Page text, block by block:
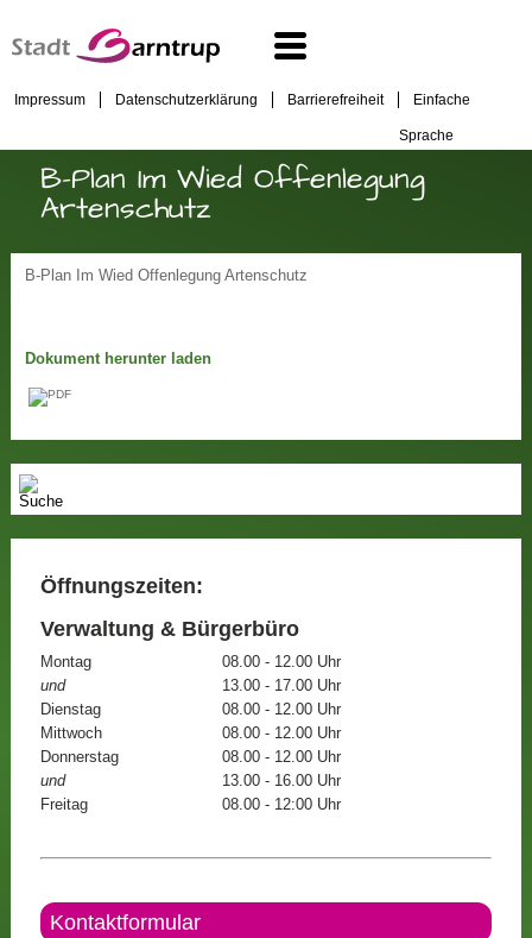
Impressum Datenschutzerklärung Barrierefreiheit Einfache
Sprache
B-Plan Im Wied Offenlegung
Artenschutz
B-Plan Im Wied Offenlegung Artenschutz
Dokument herunter laden
Öffnungszeiten:
Verwaltung & Bürgerbüro
Montag
08.00 - 12.00 Uhr
und
13.00 - 17.00 Uhr
Dienstag
08.00 - 12.00 Uhr
Mittwoch
08.00 - 12.00 Uhr
Donnerstag
08.00 - 12.00 Uhr
und
13.00 - 16.00 Uhr
Freitag
08.00 - 12:00 Uhr
Kontaktformular